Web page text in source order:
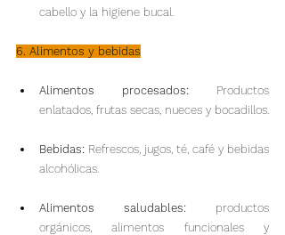
cabello y la higiene bucal.
6. Alimentos y bebidas
Alimentos procesados: Productos
enlatados, frutas secas, nueces y bocadillos.
Bebidas: Refrescos, jugos, té, café y bebidas
alcohólicas.
Alimentos saludables: productos
orgánicos, alimentos funcionales y